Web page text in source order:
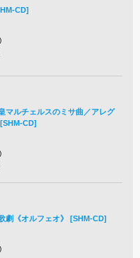
CD]
マルチェルスのミサ曲／アレグ
CD]
劇《オルフェオ》 [SHM-CD]